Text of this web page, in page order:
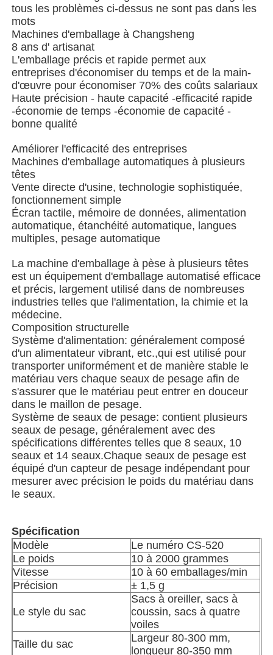
Machine à emballer à plusieurs voies
Machine déshydratante de machine à mettre sous
Machine à compter les cartes
Machines d'emballage
machine à cartonner
machine de remplissage
machine de boulette
Machine d'emballage de sacs à filets
machine à emballer de sac de maille
Machine à emballer verticale
Machine à emballer horizontale
Machine d'emballage à comptage visuel
Machine à emballer des poids à plusieurs têtes
Machine d'emballage de poudre
Autre appareil
Services de transformation des emballages
Matériau d'emballage
tous les problèmes ci-dessus ne sont pas dans les
mots
Machines d'emballage à Changsheng
8 ans d' artisanat
L'emballage précis et rapide permet aux
entreprises d'économiser du temps et de la main-
d'œuvre pour économiser 70% des coûts salariaux
Haute précision - haute capacité -efficacité rapide
-économie de temps -économie de capacité -
bonne qualité
Améliorer l'efficacité des entreprises
Machines d'emballage automatiques à plusieurs
têtes
Vente directe d'usine, technologie sophistiquée,
fonctionnement simple
Écran tactile, mémoire de données, alimentation
automatique, étanchéité automatique, langues
multiples, pesage automatique
La machine d'emballage à pèse à plusieurs têtes
est un équipement d'emballage automatisé efficace
et précis, largement utilisé dans de nombreuses
industries telles que l'alimentation, la chimie et la
médecine.
Composition structurelle
Système d'alimentation: généralement composé
d'un alimentateur vibrant, etc.,qui est utilisé pour
transporter uniformément et de manière stable le
matériau vers chaque seaux de pesage afin de
s'assurer que le matériau peut entrer en douceur
dans le maillon de pesage.
Système de seaux de pesage: contient plusieurs
seaux de pesage, généralement avec des
spécifications différentes telles que 8 seaux, 10
seaux et 14 seaux.Chaque seaux de pesage est
équipé d'un capteur de pesage indépendant pour
mesurer avec précision le poids du matériau dans
le seaux.
Spécification
Modèle
Le numéro CS-520
Le poids
10 à 2000 grammes
Vitesse
10 à 60 emballages/min
Précision
± 1,5 g
Le style du sac
Sacs à oreiller, sacs à
coussin, sacs à quatre
voiles
Taille du sac
Largeur 80-300 mm,
longueur 80-350 mm